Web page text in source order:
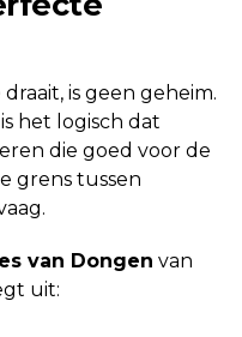
is geen geheim.
het logisch dat
die goed voor de
grens tussen
van Dongen van
uit: